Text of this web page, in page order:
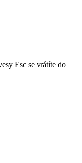
Esc se vrátíte do